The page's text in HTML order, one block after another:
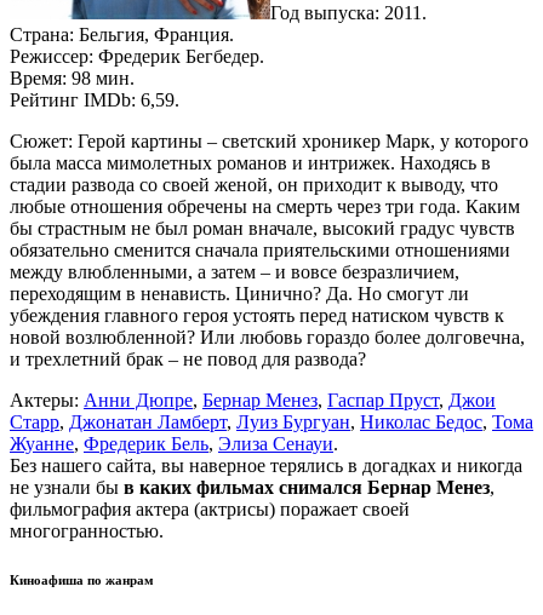
Год выпуска: 2011.
Страна: Бельгия, Франция.
Режиссер: Фредерик Бегбедер.
Время: 98 мин.
Рейтинг IMDb: 6,59.
Сюжет: Герой картины – светский хроникер Марк, у которого
была масса мимолетных романов и интрижек. Находясь в
стадии развода со своей женой, он приходит к выводу, что
любые отношения обречены на смерть через три года. Каким
бы страстным не был роман вначале, высокий градус чувств
обязательно сменится сначала приятельскими отношениями
между влюбленными, а затем – и вовсе безразличием,
переходящим в ненависть. Цинично? Да. Но смогут ли
убеждения главного героя устоять перед натиском чувств к
новой возлюбленной? Или любовь гораздо более долговечна,
и трехлетний брак – не повод для развода?
Актеры: Анни Дюпре, Бернар Менез, Гаспар Пруст, Джои
Старр, Джонатан Ламберт, Луиз Бургуан, Николас Бедос, Тома
Жуанне, Фредерик Бель, Элиза Сенауи.
Без нашего сайта, вы наверное терялись в догадках и никогда
не узнали бы в каких фильмах снимался Бернар Менез,
фильмография актера (актрисы) поражает своей
многогранностью.
Киноафиша по жанрам